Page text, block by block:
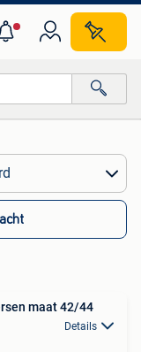
maat 42/44
Details